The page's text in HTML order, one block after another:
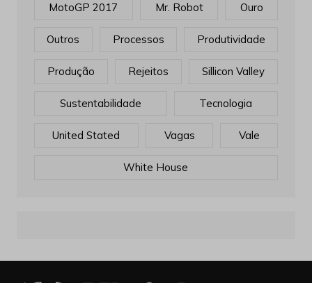
MotoGP 2017 Mr. Robot Ouro
Outros Processos Produtividade
Produção Rejeitos Sillicon Valley
Sustentabilidade Tecnologia
United Stated Vagas Vale
White House